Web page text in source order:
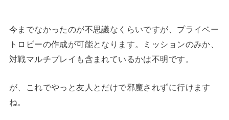
今までなかったのが不思議なくらいですが、プライベー
トロビーの作成が可能となります。ミッションのみか、
対戦マルチプレイも含まれているかは不明です。
が、これでやっと友人とだけで邪魔されずに行けます
ね。